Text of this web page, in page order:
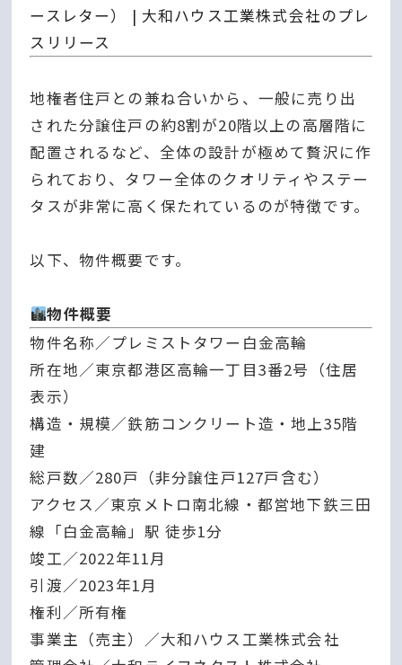
ースレター） | 大和ハウス工業株式会社のプレ
スリリース
地権者住戸との兼ね合いから、一般に売り出
された分譲住戸の約8割が20階以上の高層階に
配置されるなど、全体の設計が極めて贅沢に作
られており、タワー全体のクオリティやステー
タスが非常に高く保たれているのが特徴です。
以下、物件概要です。
物件概要
物件名称／プレミストタワー白金高輪
所在地／東京都港区高輪一丁目3番2号（住居
表示）
構造・規模／鉄筋コンクリート造・地上35階
建
総戸数／280戸（非分譲住戸127戸含む）
アクセス／東京メトロ南北線・都営地下鉄三田
線「白金高輪」駅 徒歩1分
竣工／2022年11月
引渡／2023年1月
権利／所有権
事業主（売主）／大和ハウス工業株式会社